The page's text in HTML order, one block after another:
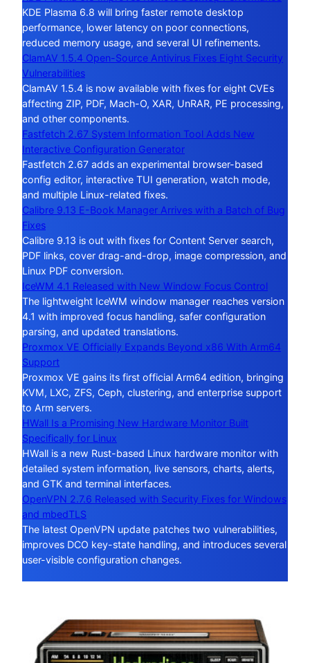
KDE Plasma 6.8 will bring faster remote desktop
performance, lower latency on poor connections,
reduced memory usage, and several UI refinements.
ClamAV 1.5.4 Open-Source Antivirus Fixes Eight Security
Vulnerabilities
ClamAV 1.5.4 is now available with fixes for eight CVEs
affecting ZIP, PDF, Mach-O, XAR, UnRAR, PE processing,
and other components.
Fastfetch 2.67 System Information Tool Adds New
Interactive Configuration Generator
Fastfetch 2.67 adds an experimental browser-based
config editor, interactive TUI generation, watch mode,
and multiple Linux-related fixes.
Calibre 9.13 E-Book Manager Arrives with a Batch of Bug
Fixes
Calibre 9.13 is out with fixes for Content Server search,
PDF links, cover drag-and-drop, image compression, and
Linux PDF conversion.
IceWM 4.1 Released with New Window Focus Control
The lightweight IceWM window manager reaches version
4.1 with improved focus handling, safer configuration
parsing, and updated translations.
Proxmox VE Officially Expands Beyond x86 With Arm64
Support
Proxmox VE gains its first official Arm64 edition, bringing
KVM, LXC, ZFS, Ceph, clustering, and enterprise support
to Arm servers.
HWall Is a Promising New Hardware Monitor Built
Specifically for Linux
HWall is a new Rust-based Linux hardware monitor with
detailed system information, live sensors, charts, alerts,
and GTK and terminal interfaces.
OpenVPN 2.7.6 Released with Security Fixes for Windows
and mbedTLS
The latest OpenVPN update patches two vulnerabilities,
improves DCO key-state handling, and introduces several
user-visible configuration changes.